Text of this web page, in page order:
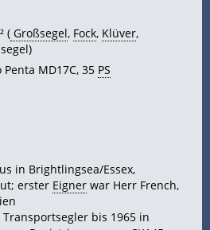
( Großsegel, Fock, Klüver,
Penta MD17C, 35 PS
in Brightlingsea/Essex,
erster Eigner war Herr French,
bis 1965 in